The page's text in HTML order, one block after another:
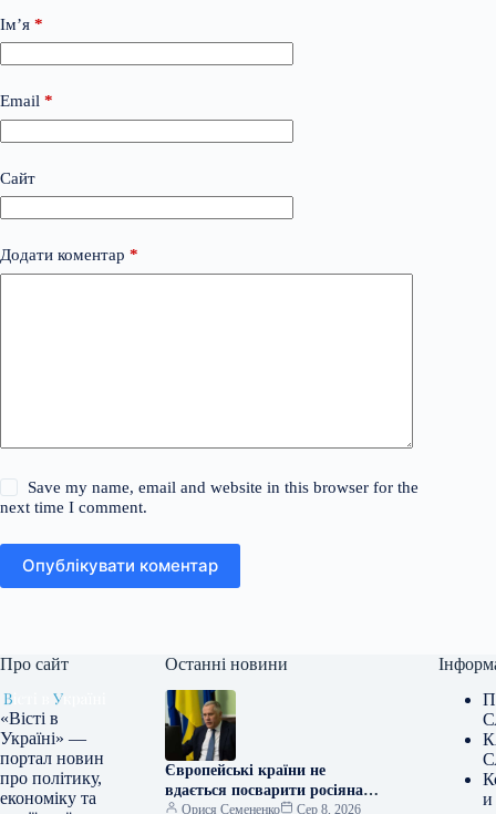
Ім’я *
Email *
Сайт
Додати коментар *
Save my name, email and website in this browser for the
next time I comment.
Опублікувати коментар
Про сайт
«Вісті в
Україні» —
портал новин
про політику,
економіку та
Останні новини
Європейські країни не
вдається посварити росіянам,
каже Жовква.
Орися Семененко Сер 8, 2026
и